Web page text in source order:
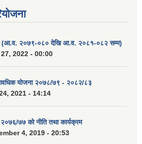
(आ.व. २०७९-०८० देखि आ.व. २०८१-०८२ सम्म)
2022 - 00:00
योजना २०७८/७९ - २०८२/८३
2021 - 14:14
७७ को नीति तथा कार्यक्रम
4, 2019 - 20:53